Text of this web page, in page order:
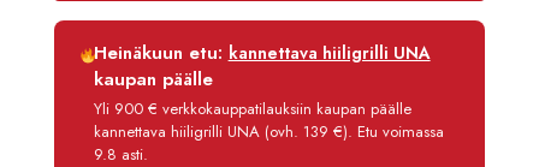
Luottoaika
12 kk
Korko
Käsittelymaksu
3,90 €/kk
Maksettava yhteensä
3 560,80 €
Heinäkuun etu: kannettava hiiligrilli UNA
kaupan päälle
Yli 900 € verkkokauppatilauksiin kaupan päälle
kannettava hiiligrilli UNA (ovh. 139 €). Etu voimassa
9.8 asti.